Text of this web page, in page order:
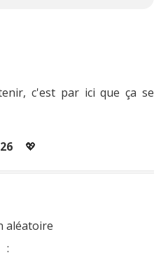
:
c'est par ici que ça se
💖